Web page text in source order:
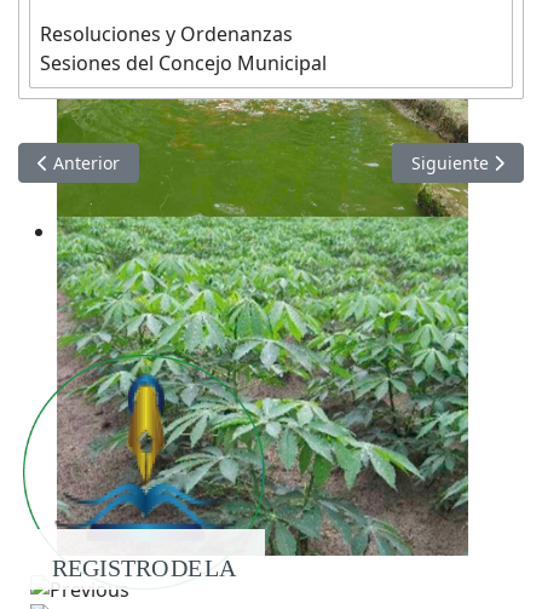
Resoluciones y Ordenanzas
Sesiones del Concejo Municipal
Artículo anterior: Información de NOVIEMBRE 2023
Anterior Artículo
Siguiente
REGISTRO DE LA
PROPIEDAD